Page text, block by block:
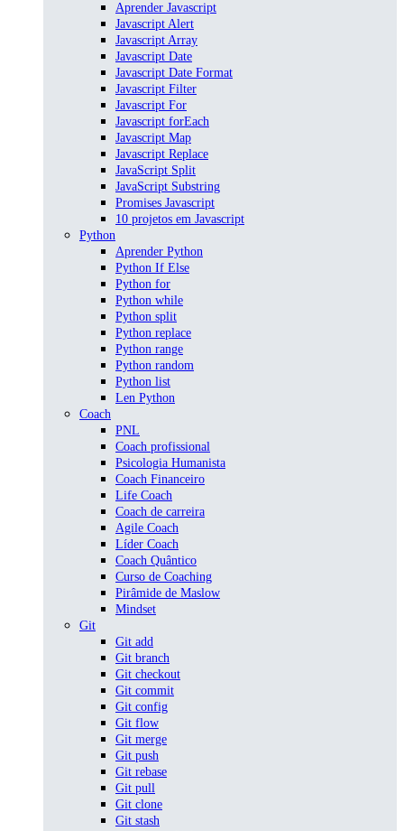
Aprender Javascript
Javascript Alert
Javascript Array
Javascript Date
Javascript Date Format
Javascript Filter
Javascript For
Javascript forEach
Javascript Map
Javascript Replace
JavaScript Split
JavaScript Substring
Promises Javascript
10 projetos em Javascript
Python
Aprender Python
Python If Else
Python for
Python while
Python split
Python replace
Python range
Python random
Python list
Len Python
Coach
PNL
Coach profissional
Psicologia Humanista
Coach Financeiro
Life Coach
Coach de carreira
Agile Coach
Líder Coach
Coach Quântico
Curso de Coaching
Pirâmide de Maslow
Mindset
Git
Git add
Git branch
Git checkout
Git commit
Git config
Git flow
Git merge
Git push
Git rebase
Git pull
Git clone
Git stash